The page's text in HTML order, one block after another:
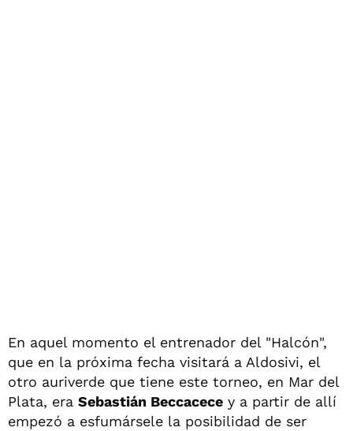
En aquel momento el entrenador del "Halcón",
que en la próxima fecha visitará a Aldosivi, el
otro auriverde que tiene este torneo, en Mar del
Plata, era Sebastián Beccacece y a partir de allí
empezó a esfumársele la posibilidad de ser